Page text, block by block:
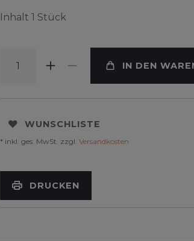
Inhalt 1 Stück
IN DEN
WUNSCHLISTE
* inkl. ges. MwSt. zzgl. Versandkosten
DRUCKEN